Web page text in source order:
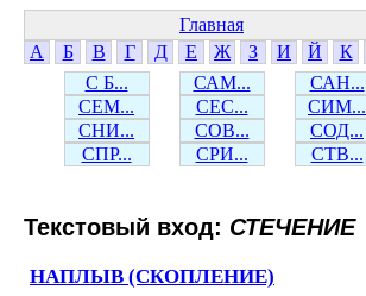
Главная
А
Б В Г Д Е Ж З И Й К
С Б...
САМ... САН...
СЕМ...
СЕС... СИМ...
СНИ...
СОВ... СОД...
СПР...
СРИ... СТВ...
Текстовый вход: СТЕЧЕНИЕ
НАПЛЫВ (СКОПЛЕНИЕ)